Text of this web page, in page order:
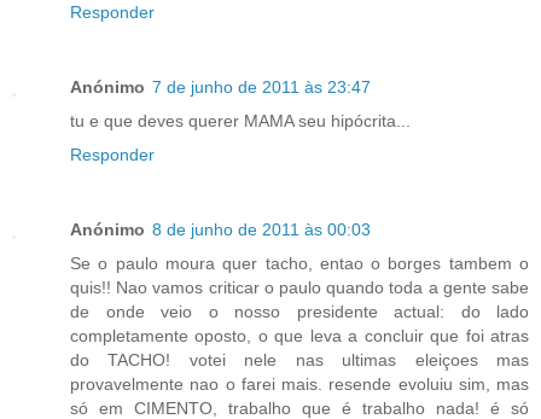
Responder
Anónimo 7 de junho de 2011 às 23:47
tu e que deves querer MAMA seu hipócrita...
Responder
Anónimo 8 de junho de 2011 às 00:03
Se o paulo moura quer tacho, entao o borges tambem o
quis!! Nao vamos criticar o paulo quando toda a gente sabe
de onde veio o nosso presidente actual: do lado
completamente oposto, o que leva a concluir que foi atras
do TACHO! votei nele nas ultimas eleiçoes mas
provavelmente nao o farei mais. resende evoluiu sim, mas
só em CIMENTO, trabalho que é trabalho nada! é só